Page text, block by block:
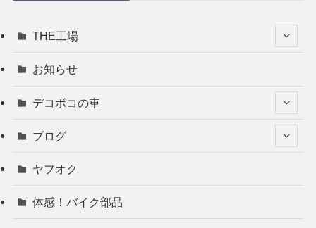
THE工場
お知らせ
デコボコの車
ブログ
ヤフオク
体感！バイク部品